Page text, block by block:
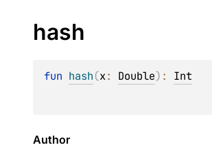
hash
fun hash(x: Double) : Int
Author